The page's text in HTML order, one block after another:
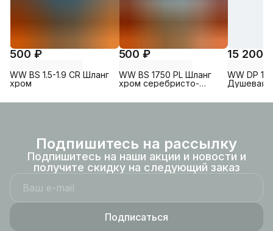
500 ₽
WW BS 1.5-1.9 CR Шланг
хром
500 ₽
WW BS 1750 PL Шланг
хром серебристо-
15 200
WW DP
Душевая
Подпишитесь на рассылку
Подпишитесь на наши акции и новости и
получите скидку на следующий заказ
Подписаться